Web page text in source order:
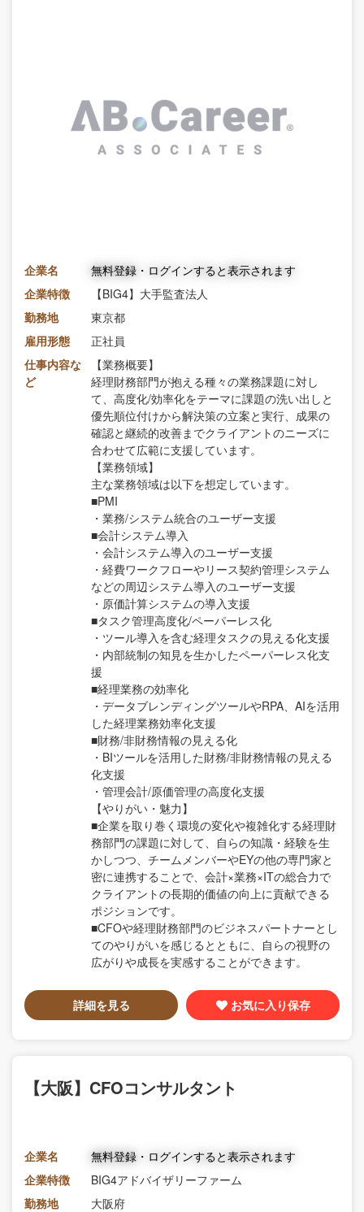
企業名
無料登録・ログインすると表示されます
企業特徴
【BIG4】大手監査法人
勤務地
東京都
雇用形態
正社員
仕事内容な
ど
【業務概要】
経理財務部門が抱える種々の業務課題に対し
て、高度化/効率化をテーマに課題の洗い出しと
優先順位付けから解決策の立案と実行、成果の
確認と継続的改善までクライアントのニーズに
合わせて広範に支援しています。
【業務領域】
主な業務領域は以下を想定しています。
■PMI
・業務/システム統合のユーザー支援
■会計システム導入
・会計システム導入のユーザー支援
・経費ワークフローやリース契約管理システム
などの周辺システム導入のユーザー支援
・原価計算システムの導入支援
■タスク管理高度化/ペーパーレス化
・ツール導入を含む経理タスクの見える化支援
・内部統制の知見を生かしたペーパーレス化支
援
■経理業務の効率化
・データブレンディングツールやRPA、AIを活用
した経理業務効率化支援
■財務/非財務情報の見える化
・BIツールを活用した財務/非財務情報の見える
化支援
・管理会計/原価管理の高度化支援
【やりがい・魅力】
■企業を取り巻く環境の変化や複雑化する経理財
務部門の課題に対して、自らの知識・経験を生
かしつつ、チームメンバーやEYの他の専門家と
密に連携することで、会計×業務×ITの総合力で
クライアントの長期的価値の向上に貢献できる
ポジションです。
■CFOや経理財務部門のビジネスパートナーとし
てのやりがいを感じるとともに、自らの視野の
広がりや成長を実感することができます。
詳細を見る お気に入り保存
【大阪】CFOコンサルタント
企業名
無料登録・ログインすると表示されます
企業特徴
BIG4アドバイザリーファーム
勤務地
大阪府